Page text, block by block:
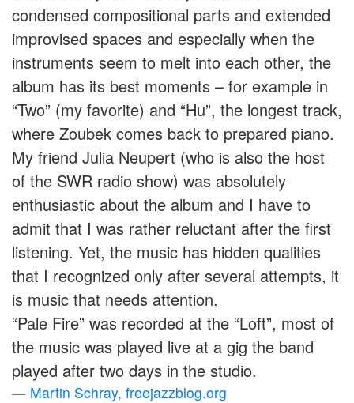
condensed compositional parts and extended
improvised spaces and especially when the
instruments seem to melt into each other, the
album has its best moments – for example in
“Two” (my favorite) and “Hu”, the longest track,
where Zoubek comes back to prepared piano.
My friend Julia Neupert (who is also the host
of the SWR radio show) was absolutely
enthusiastic about the album and I have to
admit that I was rather reluctant after the first
listening. Yet, the music has hidden qualities
that I recognized only after several attempts, it
is music that needs attention.
“Pale Fire” was recorded at the “Loft”, most of
the music was played live at a gig the band
played after two days in the studio.
Martin Schray, freejazzblog.org